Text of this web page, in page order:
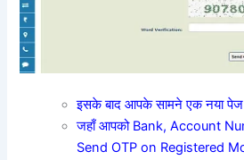
इसके बाद आपके सामने एक नया
जहाँ आपको Bank, Account
Send OTP on Registered